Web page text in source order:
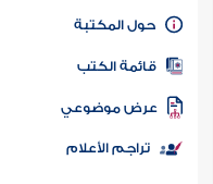
كتاب الأمة
المكتبة
الكتب
موضوعي